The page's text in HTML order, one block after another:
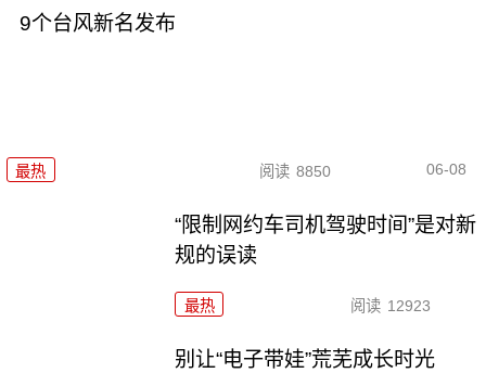
9个台风新名发布
最热 阅读 8850 06-08
“限制网约车司机驾驶时间”是对新
规的误读
最热 阅读 12923
别让“电子带娃”荒芜成长时光